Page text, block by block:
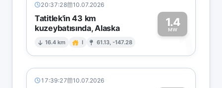
20:37:28 10.07.2026
Tatitlek'in 43 km
kuzeybatısında, Alaska
16.4 km I 61.13, -147.28
1.4
MW1
17:39:27 10.07.2026